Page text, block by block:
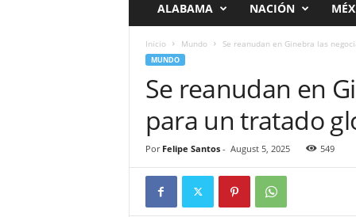
r
ALABAMA NACIÓN
Inicio Mundo Se reanudan en Ginebra las
MUNDO
Se reanudan en
para un tratado
Por Felipe Santos- August 5, 2025 549